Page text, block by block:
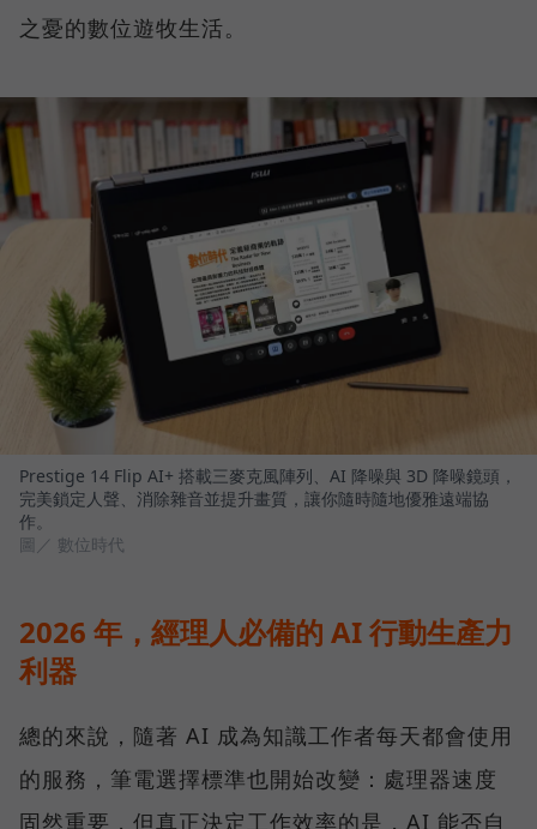
之憂的數位遊牧生活。
Prestige 14 Flip AI+ 搭載三麥克風陣列、AI 降噪與 3D 降噪鏡頭，
完美鎖定人聲、消除雜音並提升畫質，讓你隨時隨地優雅遠端協
作。
圖／ 數位時代
2026 年，經理人必備的 AI 行動生產力
利器
總的來說，隨著 AI 成為知識工作者每天都會使用
的服務，筆電選擇標準也開始改變：處理器速度
固然重要，但真正決定工作效率的是，AI 能否自